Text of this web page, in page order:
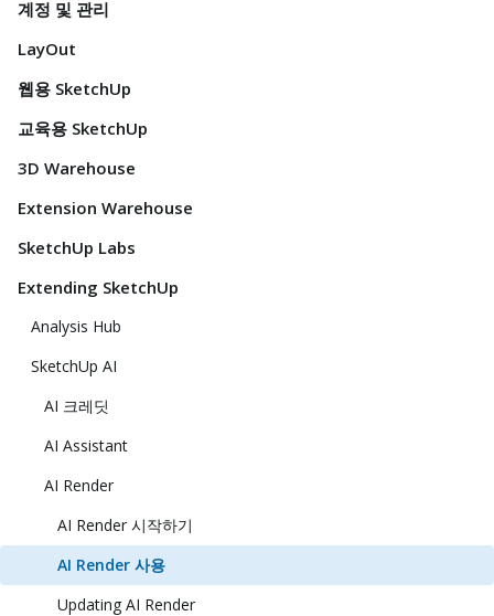
계정 및 관리
LayOut
웹용 SketchUp
교육용 SketchUp
3D Warehouse
Extension Warehouse
SketchUp Labs
Extending SketchUp
Analysis Hub
SketchUp AI
AI 크레딧
AI Assistant
AI Render
AI Render 시작하기
AI Render 사용
Updating AI Render